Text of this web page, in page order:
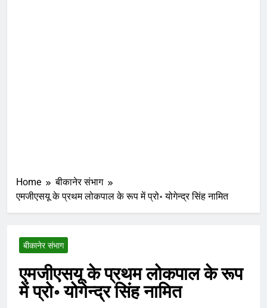
Home
बीकानेर संभाग
एमजीएसयू के प्रथम लोकपाल के रूप में प्रो॰ योगेन्द्र सिंह नामित
बीकानेर संभाग
एमजीएसयू के प्रथम लोकपाल के रूप
में प्रो॰ योगेन्द्र सिंह नामित